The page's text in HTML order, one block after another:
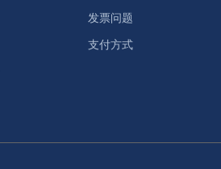
发票问题
支付方式